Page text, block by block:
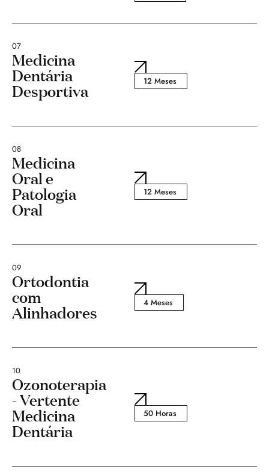
07
Medicina
Dentária
Desportiva 12 Meses
08
Medicina
Oral e
Patologia
Oral
12 Meses
09
Ortodontia
com
Alinhadores 4 Meses
10
Ozonoterapia
- Vertente
Medicina
Dentária
50 Horas